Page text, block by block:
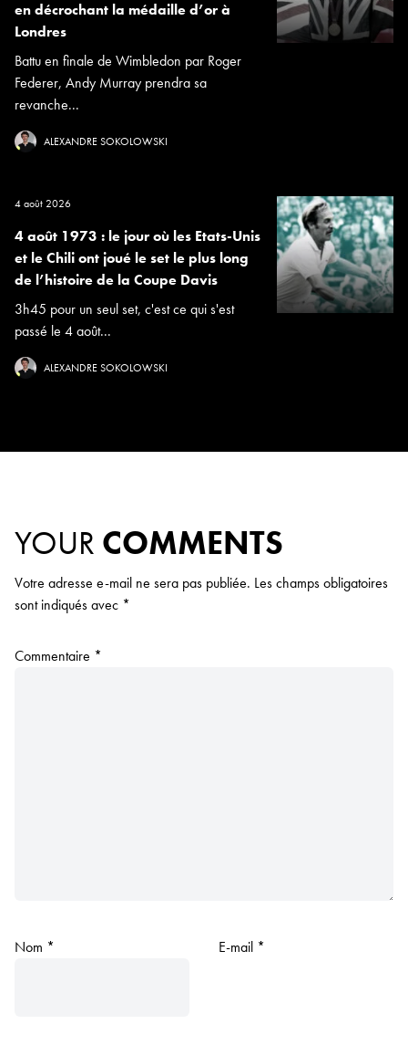
en décrochant la médaille d’or à
Londres
Battu en finale de Wimbledon par Roger
Federer, Andy Murray prendra sa
revanche...
ALEXANDRE SOKOLOWSKI
4 août 2026
4 août 1973 : le jour où les Etats-Unis
et le Chili ont joué le set le plus long
de l’histoire de la Coupe Davis
3h45 pour un seul set, c'est ce qui s'est
passé le 4 août...
ALEXANDRE SOKOLOWSKI
YOUR COMMENTS
Votre adresse e-mail ne sera pas publiée. Les champs obligatoires
sont indiqués avec *
Commentaire *
Nom * E-mail *